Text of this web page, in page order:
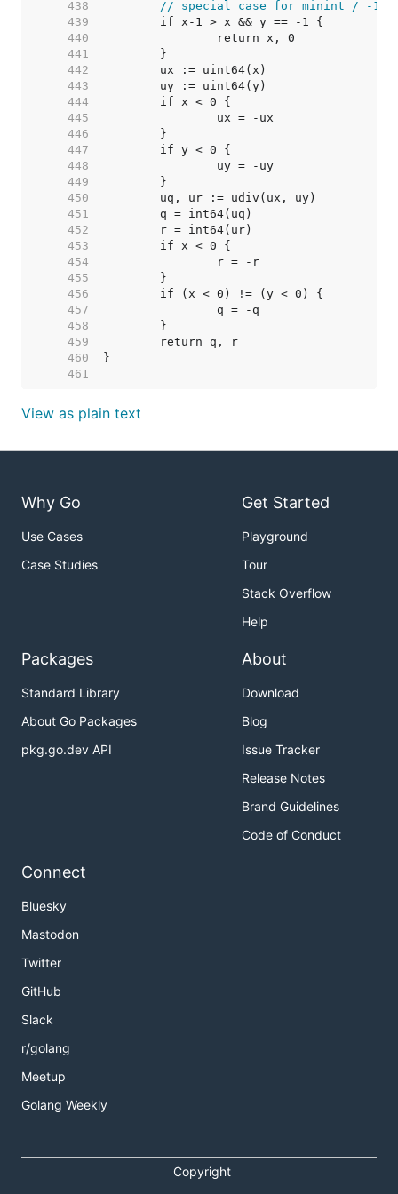
   438
// special case for minint / -1 =
   439
   440
   441
   442
   443
   444
   445
   446
   447
   448
   449
   450
   451
   452
   453
   454
   455
   456
   457
   458
   459
   460
   461
View as plain text
Why Go
Use Cases
Case Studies
Get Started
Playground
Tour
Stack Overflow
Help
Packages
Standard Library
About Go Packages
pkg.go.dev API
About
Download
Blog
Issue Tracker
Release Notes
Brand Guidelines
Code of Conduct
Connect
Bluesky
Mastodon
Twitter
GitHub
Slack
r/golang
Meetup
Golang Weekly
Copyright